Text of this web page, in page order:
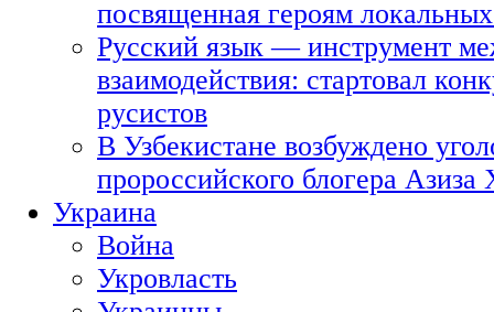
посвященная героям
Русский язык — инструмент
взаимодействия: стартовал
русистов
В Узбекистане возбуждено
пророссийского блогера Азиза
Украина
Война
Укровласть